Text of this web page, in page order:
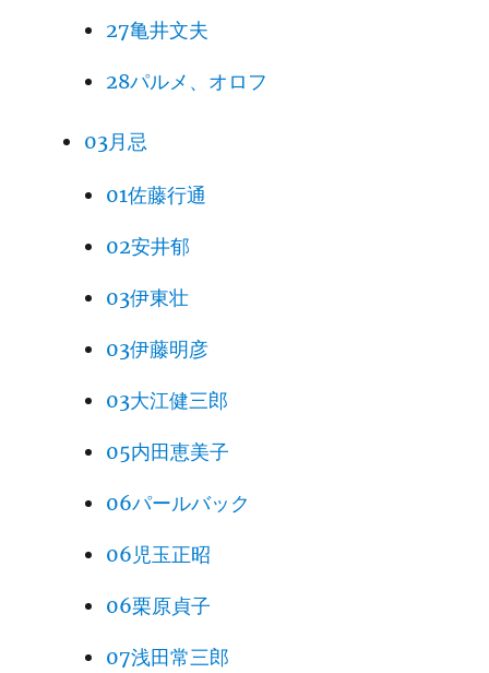
27亀井文夫
28パルメ、オロフ
03月忌
01佐藤行通
02安井郁
03伊東壮
03伊藤明彦
03大江健三郎
05内田恵美子
06パールバック
06児玉正昭
06栗原貞子
07浅田常三郎